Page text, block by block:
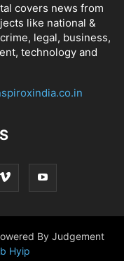
covers news from
like national &
legal, business,
technology and
By Judgement
Hyip